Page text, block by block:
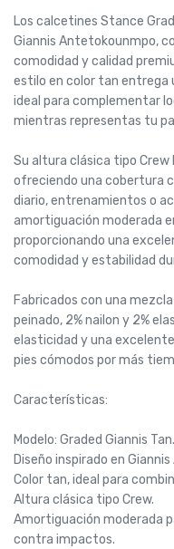
Los calcetines Stance
Giannis Antetokounmpo,
comodidad y calidad
estilo en color tan entrega
ideal para complementar
mientras representas tu
Su altura clásica tipo
ofreciendo una cobertura
diario, entrenamientos o
amortiguación moderada
proporcionando una
comodidad y estabilidad
Fabricados con una
peinado, 2% nailon y 2%
elasticidad y una
pies cómodos por más
Características:
Modelo: Graded Giannis Tan.
Diseño inspirado en
Color tan, ideal para
Altura clásica tipo Crew.
Amortiguación moderada
contra impactos.